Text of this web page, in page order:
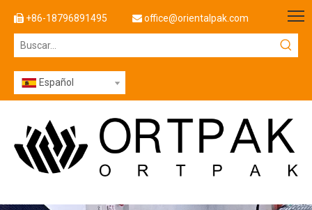
 +86-18796891495  office@orientalpak.com
Español